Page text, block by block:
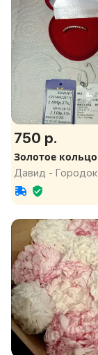
750 р.
Золотое кольцо
Давид - Городок,
Брестская обл.